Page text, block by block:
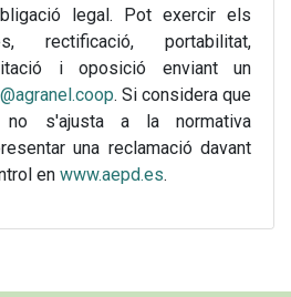
legal. Pot exercir els
rectificació, portabilitat,
i oposició enviant un
. Si considera que
no s'ajusta a la normativa
una reclamació davant
en www.aepd.es.